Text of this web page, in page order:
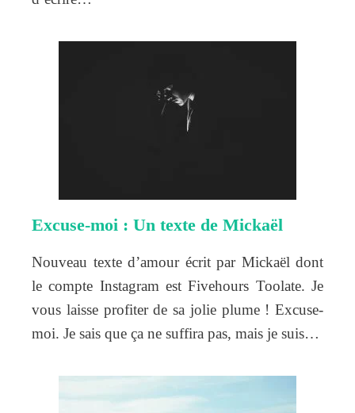
Excuse-moi : Un texte de Mickaël
Nouveau texte d’amour écrit par Mickaël dont
le compte Instagram est Fivehours Toolate. Je
vous laisse profiter de sa jolie plume ! Excuse-
moi. Je sais que ça ne suffira pas, mais je suis…